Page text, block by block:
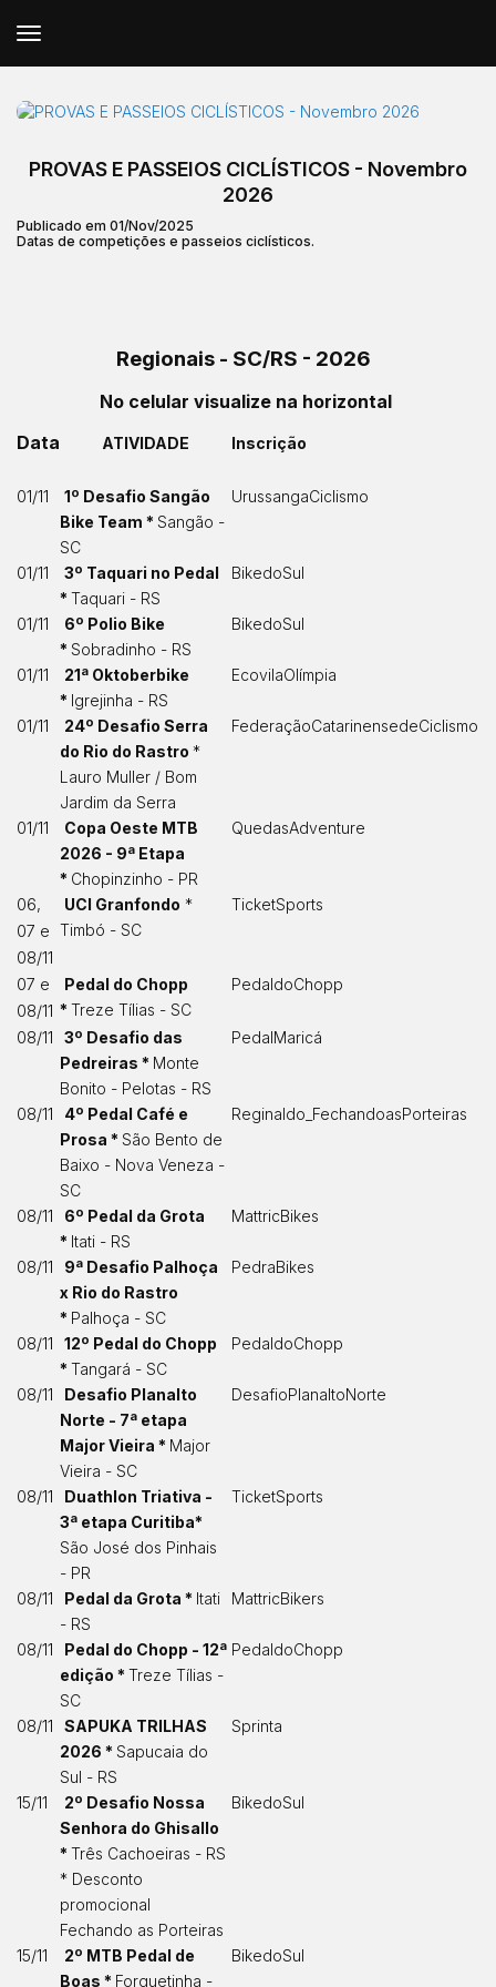
PROVAS E PASSEIOS CICLÍSTICOS - Novembro
2026
Publicado em 01/Nov/2025
Datas de competições e passeios ciclísticos.
Regionais - SC/RS - 2026
No celular visualize na horizontal
Data
ATIVIDADE Inscrição
01/11
1º Desafio Sangão
Bike Team * Sangão -
SC
UrussangaCiclismo
01/11
3º Taquari no Pedal
* Taquari - RS
BikedoSul
01/11
6º Polio Bike
* Sobradinho - RS
BikedoSul
01/11
21ª Oktoberbike
* Igrejinha - RS
EcovilaOlímpia
01/11
24º Desafio Serra
do Rio do Rastro *
Lauro Muller / Bom
Jardim da Serra
FederaçãoCatarinensedeCiclismo
01/11
Copa Oeste MTB
2026 - 9ª Etapa
* Chopinzinho - PR
QuedasAdventure
06,
07 e
08/11
UCI Granfondo *
Timbó - SC
TicketSports
07 e
08/11
Pedal do Chopp
* Treze Tílias - SC
PedaldoChopp
08/11
3º Desafio das
Pedreiras * Monte
Bonito - Pelotas - RS
PedalMaricá
08/11
4º Pedal Café e
Prosa * São Bento de
Baixo - Nova Veneza -
SC
Reginaldo_FechandoasPorteiras
08/11
6º Pedal da Grota
* Itati - RS
MattricBikes
08/11
9ª Desafio Palhoça
x Rio do Rastro
* Palhoça - SC
PedraBikes
08/11
12º Pedal do Chopp
* Tangará - SC
PedaldoChopp
08/11
Desafio Planalto
Norte - 7ª etapa
Major Vieira * Major
Vieira - SC
DesafioPlanaltoNorte
08/11
Duathlon Triativa -
3ª etapa Curitiba*
São José dos Pinhais
- PR
TicketSports
08/11 Pedal da Grota * Itati
- RS
MattricBikers
08/11
Pedal do Chopp - 12ª
edição * Treze Tílias -
SC
PedaldoChopp
08/11
SAPUKA TRILHAS
2026 * Sapucaia do
Sul - RS
Sprinta
15/11
2º Desafio Nossa
Senhora do Ghisallo
* Três Cachoeiras - RS
* Desconto
promocional
Fechando as Porteiras
BikedoSul
15/11
2º MTB Pedal de
Boas * Forquetinha -
BikedoSul